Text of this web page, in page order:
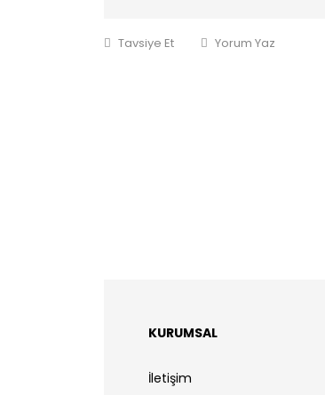
Tavsiye Et Yorum Yaz
KURUMSAL
İletişim